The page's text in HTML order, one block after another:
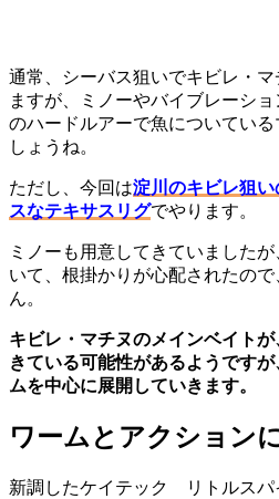
通常、シーバス狙いでキビレ・
ますが、ミノーやバイブレーシ
のハードルアーで魚についてい
しょうね。
ただし、今回は淀川のキビレ狙
スなテキサスリグでやります。
ミノーも用意してきていました
いて、根掛かりが心配されたの
ん。
キビレ・マチヌのメインベイト
きている可能性があるようです
ムを中心に展開していきます。
ワームとアクション
新調したケイテック リトルスパ